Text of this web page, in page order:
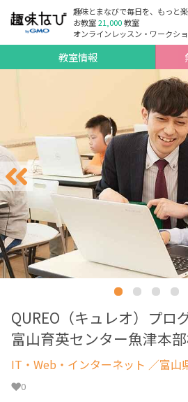
趣味とまなびで毎日を、もっと
お教室21,000教室
オンラインレッスン・ワークシ
教室情報
QUREO（キュレオ）プロ
富山育英センター魚津本
IT・Web・インターネット ／富山
0